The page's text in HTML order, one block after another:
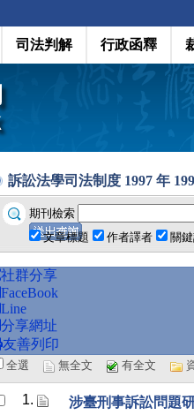
司法判解 行政函釋
訴訟法學司法制度 1997 年
期刊檢索
文章標題
作者譯者 關
社群分享
FaceBook
Line
分享網址
友善列印
全選 無全文 有全文
1.
涉臺刑事訴訟問題